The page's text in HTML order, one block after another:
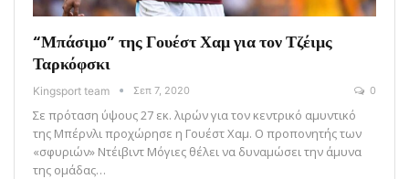
“Μπάσιμο” της Γουέστ Χαμ για τον Τζέιμς
Ταρκόφσκι
Kingsport team Σεπ 7, 2020 0
Σε πρόταση ύψους 27 εκ. λιρών για τον κεντρικό αμυντικό
της Μπέρνλι προχώρησε η Γουέστ Χαμ. Ο προπονητής των
«σφυριών» Ντέιβιντ Μόγιες θέλει να δυναμώσει την άμυνα
της ομάδας…